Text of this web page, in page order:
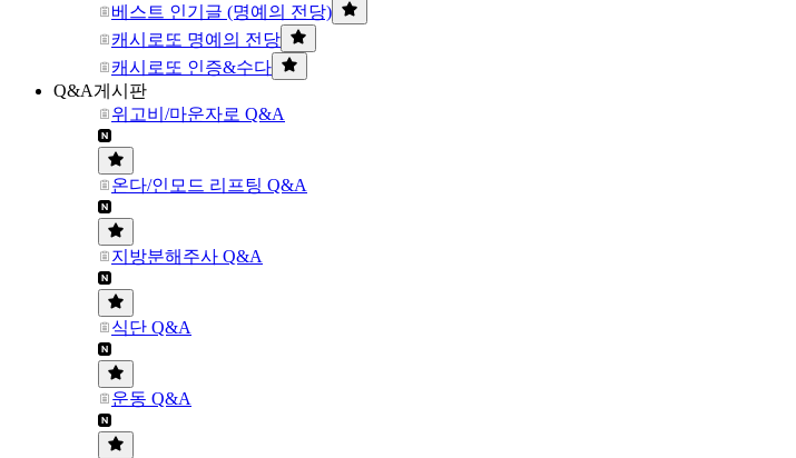
베스트 인기글 (명예의 전당)
캐시로또 명예의 전당
캐시로또 인증&수다
Q&A게시판
위고비/마운자로 Q&A
온다/인모드 리프팅 Q&A
지방분해주사 Q&A
식단 Q&A
운동 Q&A